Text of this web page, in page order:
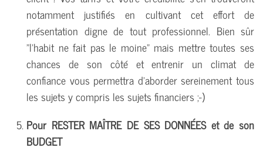
notamment justifiés en cultivant cet effort de
présentation digne de tout professionnel. Bien sûr
"l'habit ne fait pas le moine" mais mettre toutes ses
chances de son côté et entrenir un climat de
confiance vous permettra d'aborder sereinement tous
les sujets y compris les sujets financiers ;-)
Pour RESTER MAÎTRE DE SES DONNÉES et de son
BUDGET